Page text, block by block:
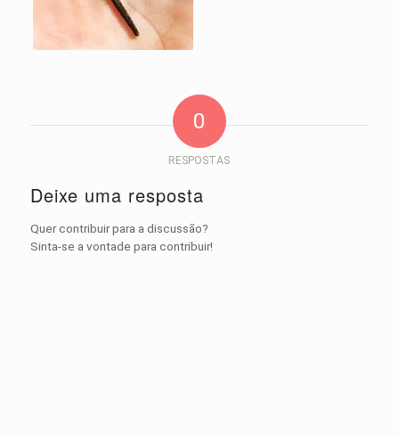
0
RESPOSTAS
Deixe uma resposta
Quer contribuir para a discussão?
Sinta-se a vontade para contribuir!